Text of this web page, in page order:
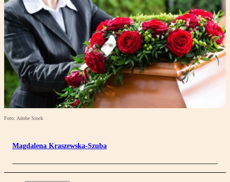
Foto: Adobe Stock
Magdalena Kraszewska-Szuba